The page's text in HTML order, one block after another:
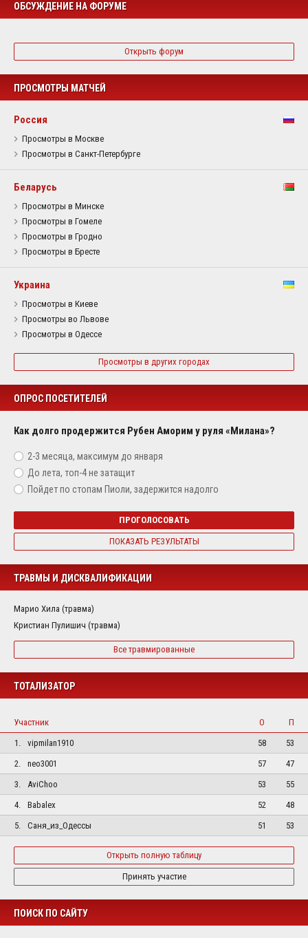
ОБСУЖДЕНИЕ НА ФОРУМЕ
Открыть форум
ПРОСМОТРЫ МАТЧЕЙ
Россия
Просмотры в Москве
Просмотры в Санкт-Петербурге
Беларусь
Просмотры в Минске
Просмотры в Гомеле
Просмотры в Гродно
Просмотры в Бресте
Украина
Просмотры в Киеве
Просмотры во Львове
Просмотры в Одессе
Просмотры в других городах
ОПРОС ПОСЕТИТЕЛЕЙ
Как долго продержится Рубен Аморим у руля «Милана»?
2-3 месяца, максимум до января
До лета, топ-4 не затащит
Пойдет по стопам Пиоли, задержится надолго
ПРОГОЛОСОВАТЬ
ПОКАЗАТЬ РЕЗУЛЬТАТЫ
ТРАВМЫ И ДИСКВАЛИФИКАЦИИ
Марио Хила (травма)
Кристиан Пулишич (травма)
Все травмированные
ТОТАЛИЗАТОР
Участник О
П
1.
vipmilan1910 58
53
2.
neo3001 57
47
3.
AviChoo 53
55
4.
Babalex 52
48
5.
Саня_из_Одессы 51 53
Открыть полную таблицу
Принять участие
ПОИСК ПО САЙТУ